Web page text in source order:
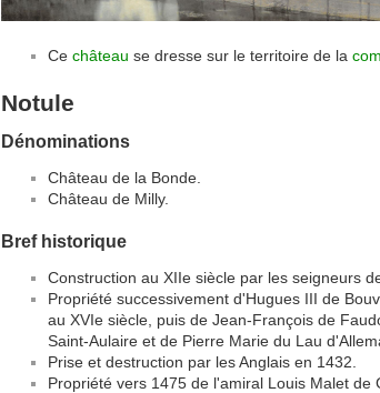
Ce château se dresse sur le territoire de la
Notule
Dénominations
Château de la Bonde.
Château de Milly.
Bref historique
Construction au XIIe siècle par les seigneurs
Propriété successivement d'Hugues III de
au XVIe siècle, puis de Jean-François de
Saint-Aulaire et de Pierre Marie du Lau
Prise et destruction par les Anglais en 1432.
Propriété vers 1475 de l'amiral Louis Malet